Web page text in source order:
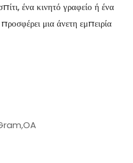
ένα κινητό γραφείο ή ένα
μια άνετη εμπειρία